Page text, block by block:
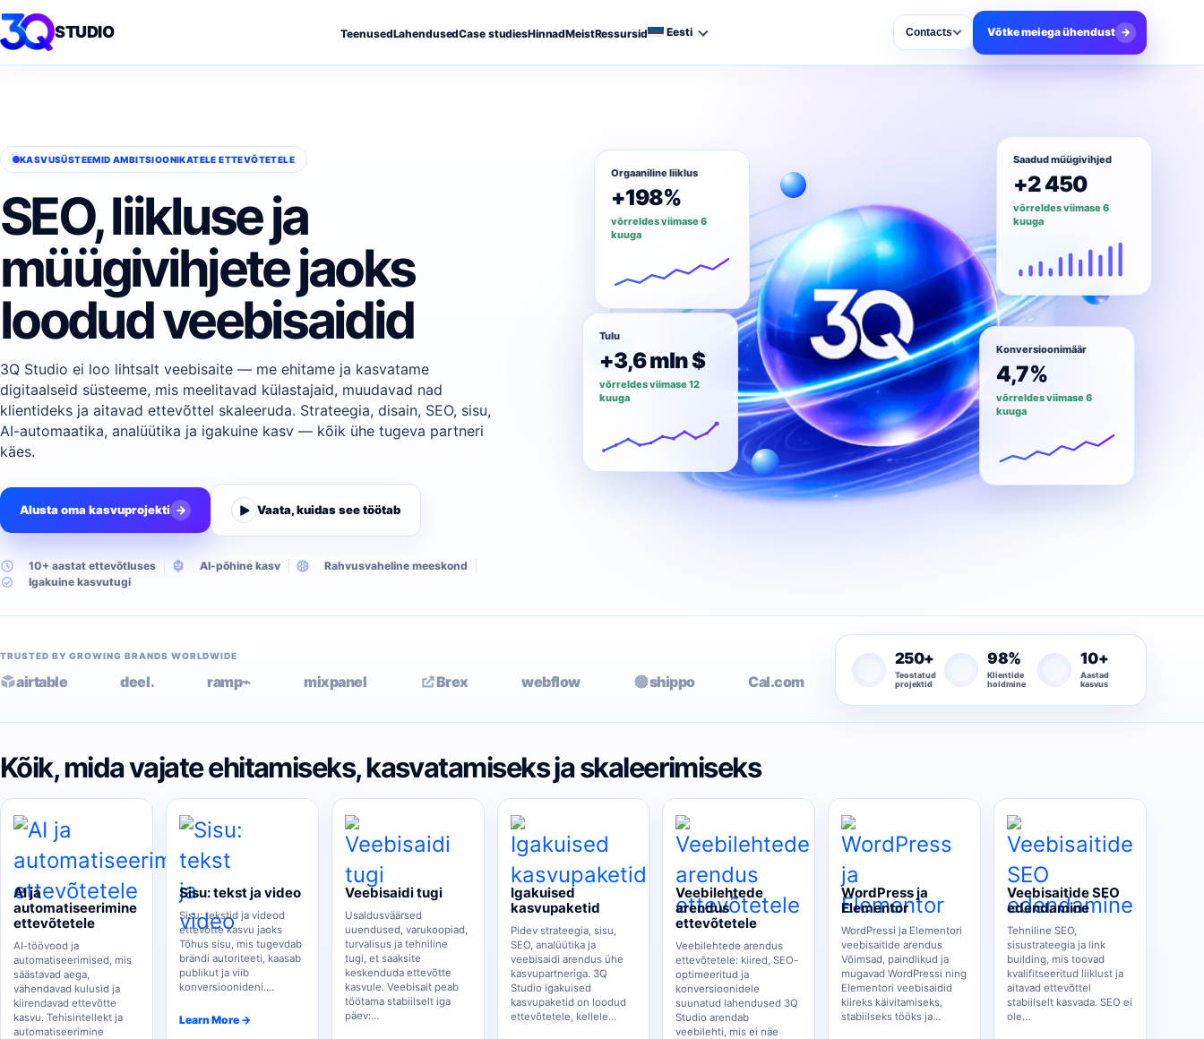
STUDIO TeenusedLahendusedCase studiesHinnadMeistRessursid Eesti Contacts Võtke meiega ühendust →
KASVUSÜSTEEMID AMBITSIOONIKATELE ETTEVÕTETELE
SEO, liikluse ja
müügivihjete jaoks
loodud veebisaidid
3Q Studio ei loo lihtsalt veebisaite — me ehitame ja kasvatame
digitaalseid süsteeme, mis meelitavad külastajaid, muudavad nad
klientideks ja aitavad ettevõttel skaleeruda. Strateegia, disain, SEO, sisu,
AI-automaatika, analüütika ja igakuine kasv — kõik ühe tugeva partneri
käes.
Alusta oma kasvuprojekti → Vaata, kuidas see töötab
10+ aastat ettevõtluses AI-põhine kasv
Rahvusvaheline meeskond
Igakuine kasvutugi
Orgaaniline liiklus
+198%
võrreldes viimase 6
kuuga
Saadud müügivihjed
+2 450
võrreldes viimase 6
kuuga
Tulu
+3,6 mln $
võrreldes viimase 12
kuuga
Konversioonimäär
4,7%
võrreldes viimase 6
kuuga
TRUSTED BY GROWING BRANDS WORLDWIDE
airtable deel. ramp⌁ mixpanel Brex webflow shippo Cal.com
250+
Teostatud
projektid
98%
Klientide
hoidmine
10+
Aastad
kasvus
Kõik, mida vajate ehitamiseks, kasvatamiseks ja skaleerimiseks
AI ja
automatiseerimine
ettevõtetele
AI-töövood ja
automatiseerimised, mis
säästavad aega,
vähendavad kulusid ja
kiirendavad ettevõtte
kasvu. Tehisintellekt ja
automatiseerimine
Sisu: tekst ja video
Sisu: tekstid ja videod
ettevõtte kasvu jaoks
Tõhus sisu, mis tugevdab
brändi autoriteeti, kaasab
publikut ja viib
konversioonideni.…
Learn More →
Veebisaidi tugi
Usaldusväärsed
uuendused, varukoopiad,
turvalisus ja tehniline
tugi, et saaksite
keskenduda ettevõtte
kasvule. Veebisait peab
töötama stabiilselt iga
päev:…
Igakuised
kasvupaketid
Pidev strateegia, sisu,
SEO, analüütika ja
veebisaidi arendus ühe
kasvupartneriga. 3Q
Studio igakuised
kasvupaketid on loodud
ettevõtetele, kellele…
Veebilehtede
arendus
ettevõtetele
Veebilehtede arendus
ettevõtetele: kiired, SEO-
optimeeritud ja
konversioonidele
suunatud lahendused 3Q
Studio arendab
veebilehti, mis ei näe
WordPress ja
Elementor
WordPressi ja Elementori
veebisaitide arendus
Võimsad, paindlikud ja
mugavad WordPressi ning
Elementori veebisaidid
kiireks käivitamiseks,
stabiilseks tööks ja…
Veebisaitide SEO
edendamine
Tehniline SEO,
sisustrateegia ja link
building, mis toovad
kvalifitseeritud liiklust ja
aitavad ettevõttel
stabiilselt kasvada. SEO ei
ole…